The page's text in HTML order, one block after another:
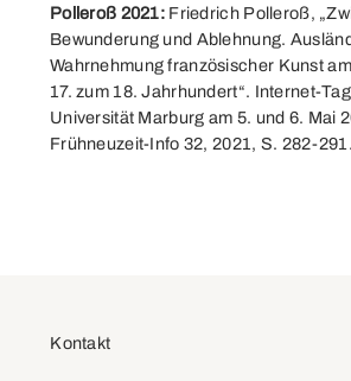
Polleroß 2021: Friedrich Polleroß,
Bewunderung und Ablehnung.
Wahrnehmung französischer Kunst
17. zum 18. Jahrhundert“. Internet-
Universität Marburg am 5. und 6. Mai
Frühneuzeit-Info 32, 2021, S. 282-291.
Kontakt